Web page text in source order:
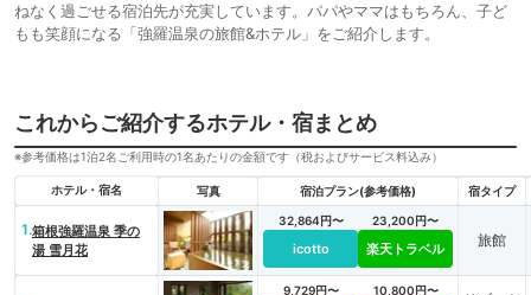
ねなく過ごせる宿泊先が充実しています。パパやママはもちろん、子ど
もも笑顔になる「強羅温泉の旅館&ホテル」をご紹介します。
これからご紹介するホテル・宿まとめ
※参考価格は1泊2名ご利用時の1名あたりの金額です（税およびサービス料込み）
ホテル・宿名 写真 宿泊プラン(参考価格) 宿タイプ
1.箱根強羅温泉 季の
湯 雪月花
32,864円〜
icotto
23,200円〜
楽天トラベル 旅館
9,729円〜 10,800円〜